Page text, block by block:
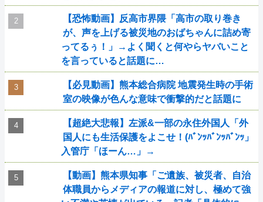
【恐怖動画】反高市界隈「高市の取り巻き
が、声を上げる被災地のおばちゃんに詰め寄
ってるぅ！」→よく聞くと何やらヤバいこと
を言っていると話題に…
【必見動画】熊本総合病院 地震発生時の手術
室の映像が色んな意味で衝撃的だと話題に
【超絶大悲報】左派&一部の永住外国人「外
国人にも生活保護をよこせ！(ﾊﾞﾝｯﾊﾞﾝｯﾊﾞﾝｯ」
入管庁「ほーん…」→
【動画】熊本県知事「ご遺族、被災者、自治
体職員からメディアの報道に対し、極めて強